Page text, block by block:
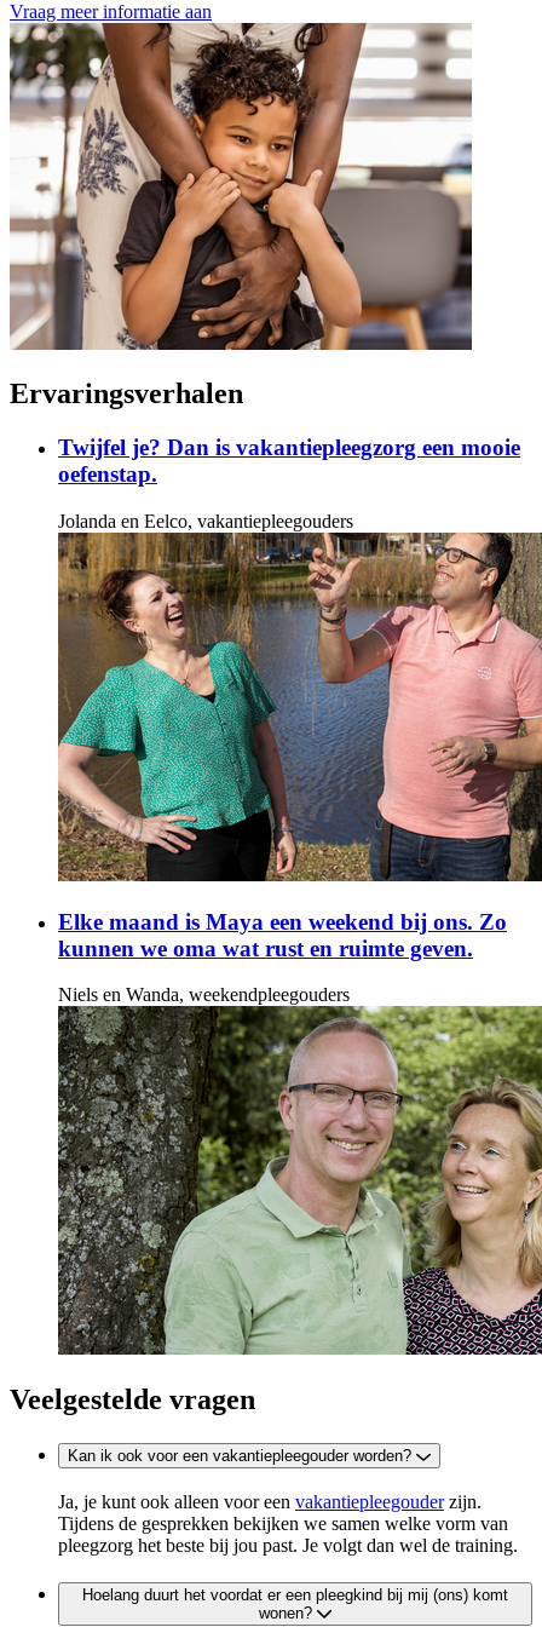
Vraag meer informatie aan
Ervaringsverhalen
Twijfel je? Dan is vakantiepleegzorg een mooie
oefenstap.
Jolanda en Eelco, vakantiepleegouders
Elke maand is Maya een weekend bij ons. Zo
kunnen we oma wat rust en ruimte geven.
Niels en Wanda, weekendpleegouders
Veelgestelde vragen
Kan ik ook voor een vakantiepleegouder worden?
Ja, je kunt ook alleen voor een vakantiepleegouderzijn.
Tijdens de gesprekken bekijken we samen welke vorm van
pleegzorg het beste bij jou past. Je volgt dan wel de training.
Hoelang duurt het voordat er een pleegkind bij mij (ons) komt
wonen?